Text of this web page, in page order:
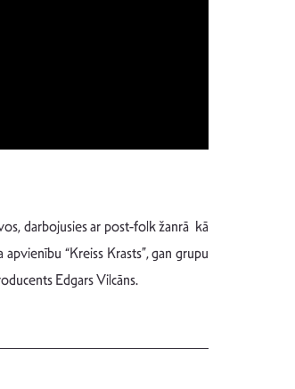
darbojusies ar post-folk žanrā kā
“Kreiss Krasts”, gan grupu
Edgars Vilcāns.